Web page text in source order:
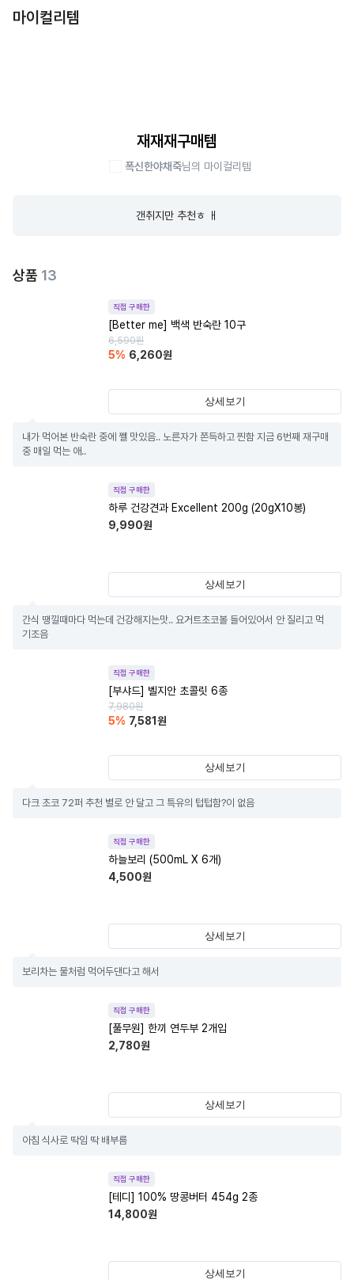
마이컬리템
재재재구매템
폭신한야채죽님의 마이컬리템
갠취지만 추천ㅎ ㅐ
상품 13
직접 구매한
[Better me] 백색 반숙란 10구
6,590원
5% 6,260원
상세보기
내가 먹어본 반숙란 중에 쩰 맛있음.. 노른자가 쫀득하고 찐함 지금 6번째 재구매
중 매일 먹는 애..
직접 구매한
하루 건강견과 Excellent 200g (20gX10봉)
9,990원
상세보기
간식 땡낄때마다 먹는데 건강해지는맛.. 요거트초코볼 들어있어서 안 질리고 먹
기조음
직접 구매한
[부샤드] 벨지안 초콜릿 6종
7,980원
5% 7,581 원
상세보기
다크 초코 72퍼 추천 별로 안 달고 그 특유의 텁텁함?이 없음
직접 구매한
하늘보리 (500mL X 6개)
4,500원
상세보기
보리차는 물처럼 먹어두댄다고 해서
직접 구매한
[풀무원] 한끼 연두부 2개입
2,780원
상세보기
아침 식사로 딱임 딱 배부름
직접 구매한
[테디] 100% 땅콩버터 454g 2종
14,800원
상세보기